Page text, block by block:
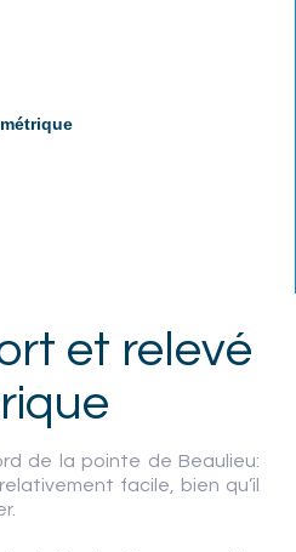
et relevé
de la pointe de Beaulieu:
facile, bien qu’il